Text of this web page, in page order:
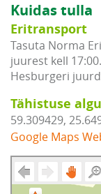
Kuidas tulla
Eritransport
Tasuta Norma
juurest kell
Hesburgeri
Tähistuse
59.309429,
Google Maps